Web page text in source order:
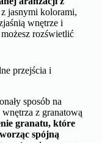
w salonie?
wnętrze,
zastosować kilka
Important is to
aranżacji
aranżacji z
jasnymi kolorami,
wnętrze i